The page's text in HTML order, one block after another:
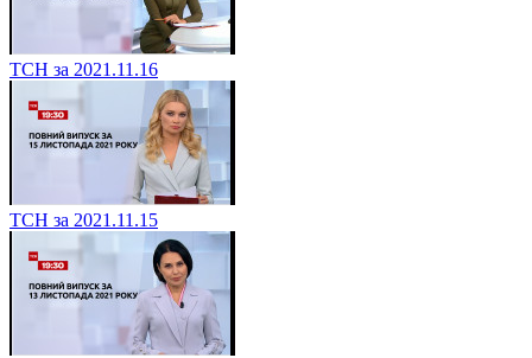
ТСН за 2021.11.16
ТСН за 2021.11.15